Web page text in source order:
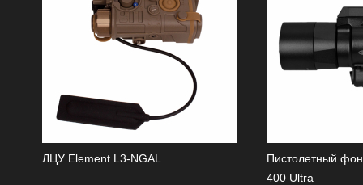
ЛЦУ Element L3-NGAL
Пистолетный
400 Ultra